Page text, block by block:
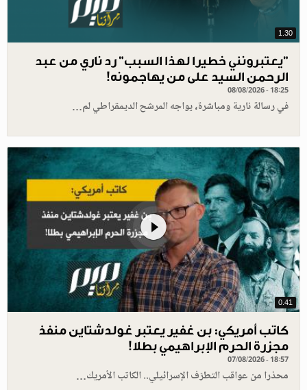
1.30
"يعتبرونني خطيرا لهذا السبب" رد ناري من عبد
الرحمن السيد على من يهاجمونه!
08/08/2026 - 18:25
في رسالة نارية ومباشرة، يواجه المرشح الديمقراطي لم…
0.41
كاتب أمريكي: بن غفير يعتبر غولدشتاين منفذ
مجزرة الحرم الإبراهيمي بطلا!
07/08/2026 - 18:57
محذرا من عواقب التطرّف الإسرائيلي.. الكاتب الأمريك…